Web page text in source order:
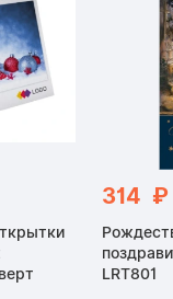
314 ₽
LRT801